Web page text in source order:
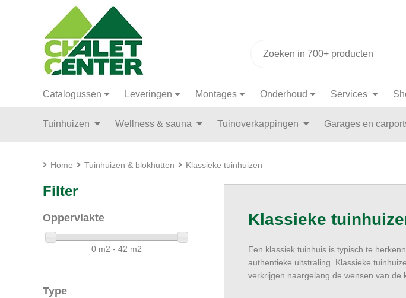
Catalogussen Leveringen Montages Onderhoud Services
Tuinhuizen Wellness & sauna Tuinoverkappingen Garages en
Home Tuinhuizen & blokhutten Klassieke tuinhuizen
Filter
Oppervlakte
0 m2 - 42 m2
Type
Klassieke
Een klassiek tuinhuis is typisch te
authentieke uitstraling. Klassieke
verkrijgen naargelang de wensen van de